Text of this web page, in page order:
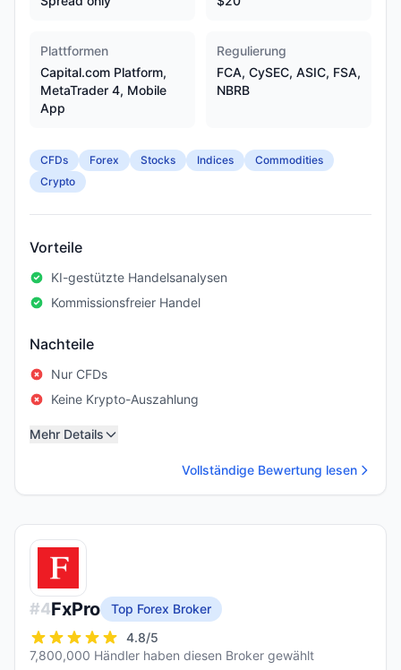
Plattformen
Capital.com Platform,
MetaTrader 4, Mobile
App
Regulierung
FCA, CySEC, ASIC, FSA,
NBRB
CFDs Forex Stocks Indices
Commodities
Crypto
Vorteile
KI-gestützte Handelsanalysen
Kommissionsfreier Handel
Nachteile
Nur CFDs
Keine Krypto-Auszahlung
Mehr Details
Vollständige Bewertung lesen
#4FxPro
Top Forex Broker
4.8/5
7,800,000 Händler haben diesen Broker gewählt